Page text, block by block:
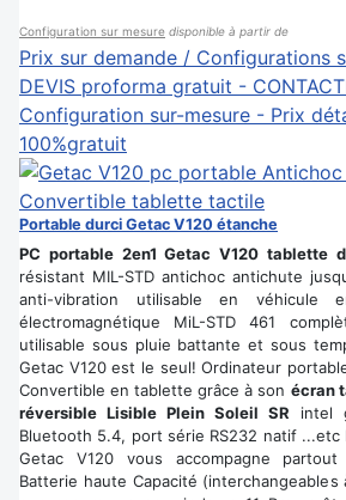
Configuration sur mesure disponible à partir de
Prix sur demande / Configurations
DEVIS proforma gratuit -
Configuration sur-mesure - Prix
100%gratuit
Portable durci Getac V120 étanche
PC portable 2en1 Getac V120 tablette
résistant MIL-STD antichoc antichute
anti-vibration utilisable en véhicule
électromagnétique MiL-STD 461
utilisable sous pluie battante et sous
Getac V120 est le seul! Ordinateur
Convertible en tablette grâce à son écran
réversible Lisible Plein Soleil SR intel
Bluetooth 5.4, port série RS232 natif
Getac V120 vous accompagne
Batterie haute Capacité (interchangeables